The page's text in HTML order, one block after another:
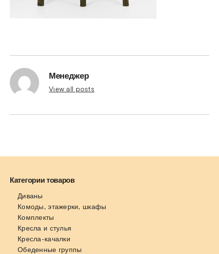
Менеджер
View all posts
Категории товаров
Диваны
Комоды, этажерки, шкафы
Комплекты
Кресла и стулья
Кресла-качалки
Обеденные группы